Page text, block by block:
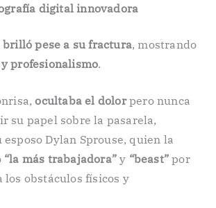
digital innovadora
brilló pese a su fractura, mostrando
profesionalismo.
ocultaba el dolorpero nunca
su papel sobre la pasarela,
esposo Dylan Sprouse, quien la
“la más trabajadora” y “beast” por
los obstáculos físicos y